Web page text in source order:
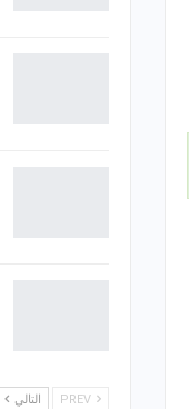
التالي